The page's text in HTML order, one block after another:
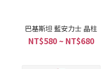
巴基斯坦 藍安力士 晶柱
NT$580 ~ NT$680